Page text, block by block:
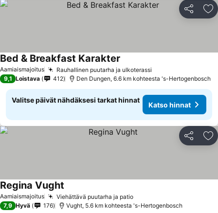
Jaa
Aamiaismajoitus Rauhallinen puutarha ja ulkoterassi
Bed & Breakfast Karakter
9,1 Loistava 412 Den Dungen, 6.6 km kohteesta 's-Hertogenbosch
Valitse päivät nähdäksesi tarkat hinnat
Katso hinnat
Jaa
Aamiaismajoitus Viehättävä puutarha ja patioKatso hinnat
Regina Vught
7,9 Hyvä 176 Vught, 5.6 km kohteesta 's-Hertogenbosch